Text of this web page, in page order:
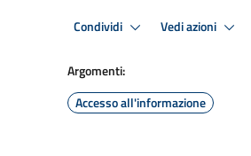
Condividi Vedi azioni
Argomenti:
Accesso all'informazione